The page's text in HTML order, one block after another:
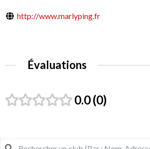
http://www.marlyping.fr
Évaluations
0.0 0